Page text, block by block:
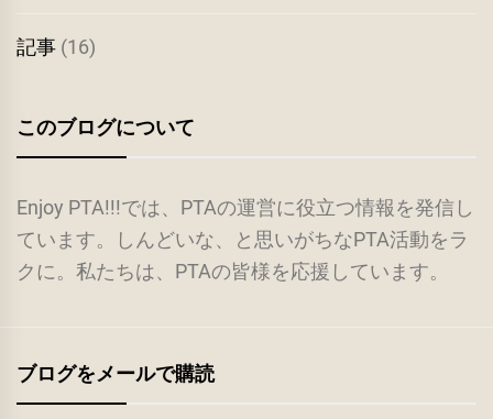
記事 (16)
このブログについて
Enjoy PTA!!!では、PTAの運営に役立つ情報を発信し
ています。しんどいな、と思いがちなPTA活動をラ
クに。私たちは、PTAの皆様を応援しています。
ブログをメールで購読